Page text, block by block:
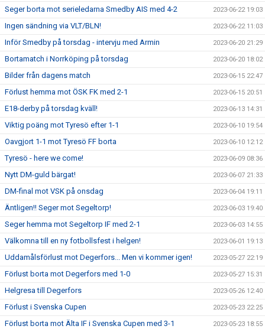
Seger borta mot serieledarna Smedby AIS med 4-2 2023-06-22 19:03
Ingen sändning via VLT/BLN! 2023-06-22 11:03
Inför Smedby på torsdag - intervju med Armin 2023-06-20 21:29
Bortamatch i Norrköping på torsdag 2023-06-20 18:02
Bilder från dagens match 2023-06-15 22:47
Förlust hemma mot ÖSK FK med 2-1 2023-06-15 20:51
E18-derby på torsdag kväll! 2023-06-13 14:31
Viktig poäng mot Tyresö efter 1-1 2023-06-10 19:54
Oavgjort 1-1 mot Tyresö FF borta 2023-06-10 12:12
Tyresö - here we come! 2023-06-09 08:36
Nytt DM-guld bärgat! 2023-06-07 21:33
DM-final mot VSK på onsdag 2023-06-04 19:11
Äntligen!! Seger mot Segeltorp! 2023-06-03 19:40
Seger hemma mot Segeltorp IF med 2-1 2023-06-03 14:55
Välkomna till en ny fotbollsfest i helgen! 2023-06-01 19:13
Uddamålsförlust mot Degerfors... Men vi kommer igen! 2023-05-27 22:19
Förlust borta mot Degerfors med 1-0 2023-05-27 15:31
Helgresa till Degerfors 2023-05-26 12:40
Förlust i Svenska Cupen 2023-05-23 22:25
Förlust borta mot Älta IF i Svenska Cupen med 3-1 2023-05-23 18:55